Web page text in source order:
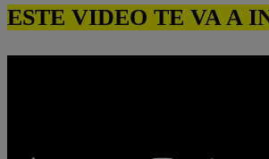
ESTE VIDEO TE VA A